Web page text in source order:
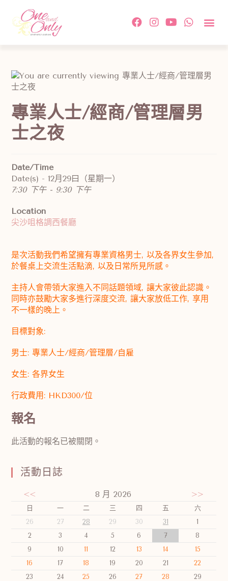
專業人士/經商/管理層男
士之夜
Date/Time
Date(s) - 12月29曰（星期一）
7:30 下午 - 9:30 下午
Location
尖沙咀格調西餐廳
是次活動我們希望擁有專業資格男士, 以及各界女生參加,
於餐桌上交流生活點滴, 以及日常所見所感。
主持人會帶領大家進入不同話題領域, 讓大家彼此認識。
同時亦鼓勵大家多進行深度交流, 讓大家放低工作, 享用
不一樣的晚上。
目標對象:
男士: 專業人士/經商/管理層/自雇
女生: 各界女生
行政費用: HKD300/位
報名
此活動的報名已被關閉。
活動日誌
<< 8 月 2026 >>
日 一 二 三 四 五
六
26
27 28 29 30 31
1
2
3 4 5 6 7
8
9
10 11 12 13 14
15
16
17 18 19 20 21
22
23
24 25 26 27 28
29